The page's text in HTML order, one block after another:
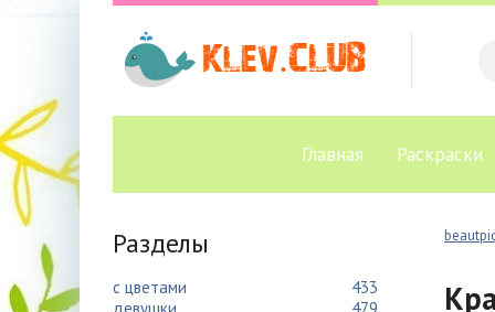
Главная Раскраски
Разделы
с цветами
433